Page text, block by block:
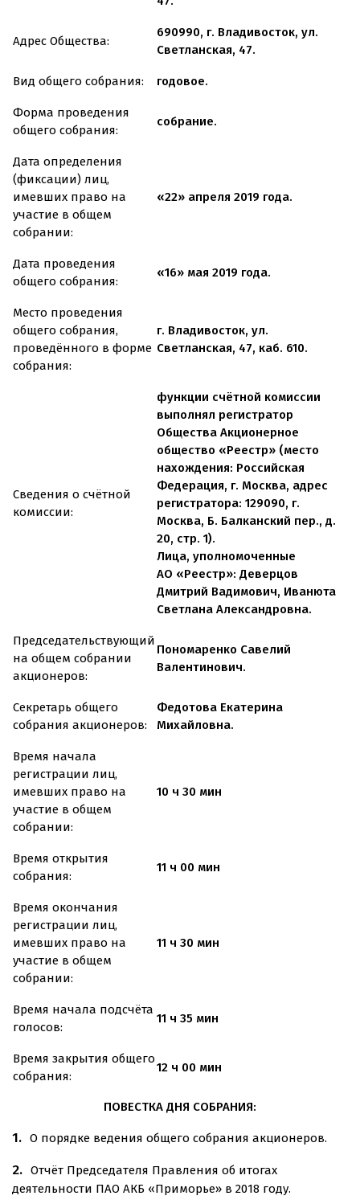
Адрес Общества:
690990, г. Владивосток, ул.
Светланская, 47.
Вид общего собрания: годовое.
Форма проведения
общего собрания:
собрание.
Дата определения
(фиксации) лиц,
имевших право на
участие в общем
собрании:
«22» апреля 2019 года.
Дата проведения
общего собрания:
«16» мая 2019 года.
Место проведения
общего собрания,
проведённого в форме
собрания:
г. Владивосток, ул.
Светланская, 47, каб. 610.
Сведения о счётной
комиссии:
функции счётной комиссии
выполнял регистратор
Общества Акционерное
общество «Реестр» (место
нахождения: Российская
Федерация, г. Москва, адрес
регистратора: 129090, г.
Москва, Б. Балканский пер., д.
20, стр. 1).
Лица, уполномоченные
АО «Реестр»: Деверцов
Дмитрий Вадимович, Иванюта
Светлана Александровна.
Председательствующий
на общем собрании
акционеров:
Пономаренко Савелий
Валентинович.
Секретарь общего
собрания акционеров:
Федотова Екатерина
Михайловна.
Время начала
регистрации лиц,
имевших право на
участие в общем
собрании:
10 ч 30 мин
Время открытия
собрания:
11 ч 00 мин
Время окончания
регистрации лиц,
имевших право на
участие в общем
собрании:
11 ч 30 мин
Время начала подсчёта
голосов:
11 ч 35 мин
Время закрытия общего
собрания:
12 ч 00 мин
ПОВЕСТКА ДНЯ СОБРАНИЯ:
О порядке ведения общего собрания акционеров.
Отчёт Председателя Правления об итогах
деятельности ПАО АКБ «Приморье» в 2018 году.